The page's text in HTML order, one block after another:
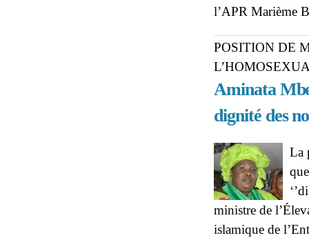
l’APR Marième
POSITION DE
Aminata
dignité des
La
ministre de
islamique de